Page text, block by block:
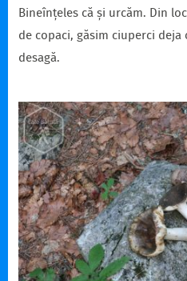
Bineînțeles că și urcăm. Din
de copaci, găsim ciuperci
desagă.